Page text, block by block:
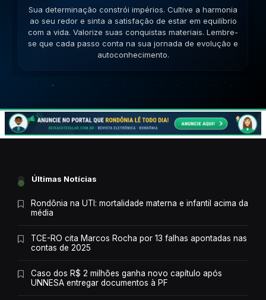
Sua habilidade manual pode ser útil. Conecte-se com
pessoas que compartilham seus ideais e veja como a
colaboração gera frutos. Esteja aberto a novas ideias.
Lembre-se que cada passo conta na sua jornada de
evolução e autoconhecimento.
Últimas Notícias
Rondônia na UTI: mortalidade materna e infantil acima da
média
TCE-RO cita Marcos Rocha por 13 falhas apontadas nas
contas de 2025
Caso dos R$ 2 milhões ganha novo capítulo após
UNNESA entregar documentos à PF